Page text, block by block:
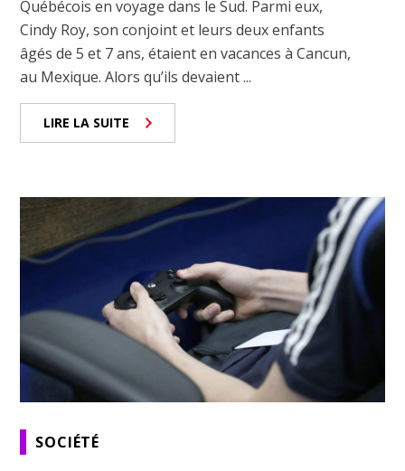
Québécois en voyage dans le Sud. Parmi eux,
Cindy Roy, son conjoint et leurs deux enfants
âgés de 5 et 7 ans, étaient en vacances à Cancun,
au Mexique. Alors qu’ils devaient ...
LIRE LA SUITE
SOCIÉTÉ